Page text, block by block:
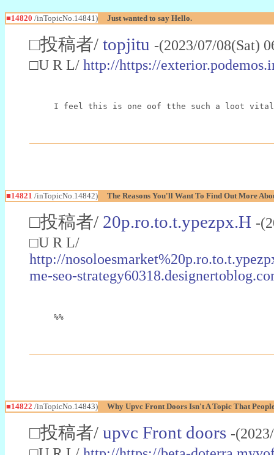
■14820 /inTopicNo.14841) Just wanted to say Hello.
□投稿者/ topjitu -(2023/07/08(Sat)
□U R L/ http://https://
I feel this is one oof tthe such a loot vital
■14821 /inTopicNo.14842) The Reasons You'll Want To Find Out More
□投稿者/ 20p.ro.to.t.ypezpx.H -
□U R L/
http://
me-seo-
%%
■14822 /inTopicNo.14843) Why Upvc Front Doors Isn't A Topic That
□投稿者/ upvc Front doors -